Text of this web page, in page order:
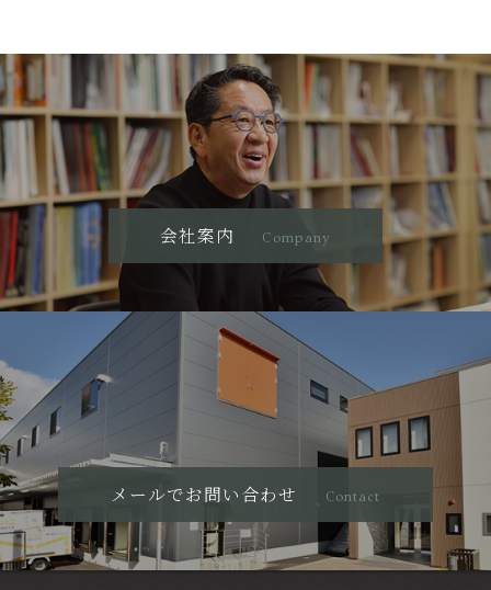
会社案内 Company
メールでお問い合わせ Contact